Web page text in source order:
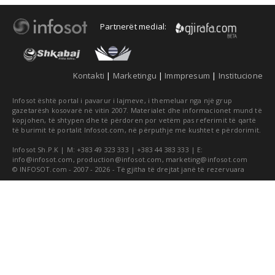
Partnerët medial:
Kontakti | Marketingu | Immpresum | Institucione
Infosot është portal i pavarur i lajmeve, i themeluar nga një grup
gazetarësh kosovarë në vitin 2007. Materialet dhe informacionet mund të
kopjohen, të shtypen dhe të përdoren por vetëm pas referimit të qartë
të burimit të portalit Infosot.com, në përputhje me kushtet e përdorimit.
Infosot Sh.P.K | M: +383 49 323 333 | +383 44 383 333 | E:
info@infosot.com , production@infosot.com , marketing@infosot.com
© INFOSOT.com - 2007 - 2026 - Të gjitha të drejtat janë të rezervuara